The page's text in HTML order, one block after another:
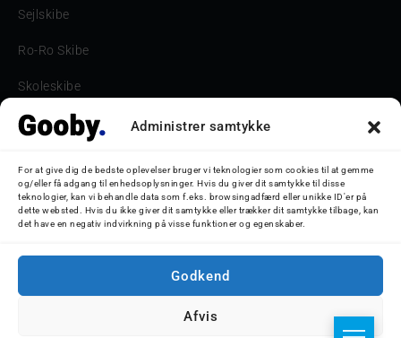
Administrer samtykke
For at give dig de bedste oplevelser bruger vi teknologier som cookies til at gemme
og/eller få adgang til enhedsoplysninger. Hvis du giver dit samtykke til disse
teknologier, kan vi behandle data som f.eks. browsingadfærd eller unikke ID'er på
dette websted. Hvis du ikke giver dit samtykke eller trækker dit samtykke tilbage, kan
det have en negativ indvirkning på visse funktioner og egenskaber.
Godkend
Afvis
Sejlskibe
Ro-Ro Skibe
Skoleskibe
Havne & Turbåde samt restaurantionsskibe
Bilskib
Storebæltsbroen